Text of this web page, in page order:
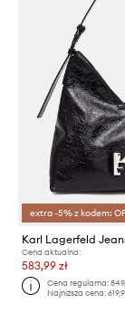
extra -5% z kodem:
Cena aktualna:
583,99 zł
Cena regularna:
Najniższa cena: